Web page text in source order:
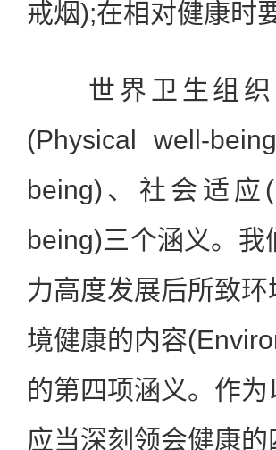
戒烟);在相对健康时
世界卫生组织
(Physical well-
being)、社会适
being)三个涵义。
力高度发展后所致
境健康的内容
的第四项涵义。作
应当深刻领会健康